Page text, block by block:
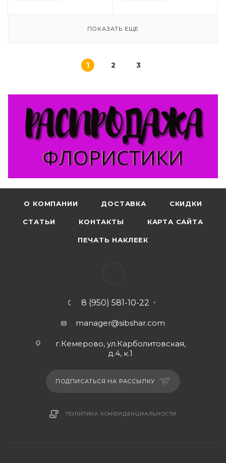
ПОКАЗАТЬ ЕЩЕ
1 2 3
О КОМПАНИИ ДОСТАВКА СКИДКИ
СТАТЬИ КОНТАКТЫ КАРТА САЙТА
ПЕЧАТЬ НАКЛЕЕК
8 (950) 581-10-22
manager@sibshar.com
г.Кемерово, ул.Карболитовская,
д.4, к.1
ПОДПИСАТЬСЯ НА РАССЫЛКУ
ПОЛИТИКА КОНФИДЕНЦИАЛЬНОСТИ